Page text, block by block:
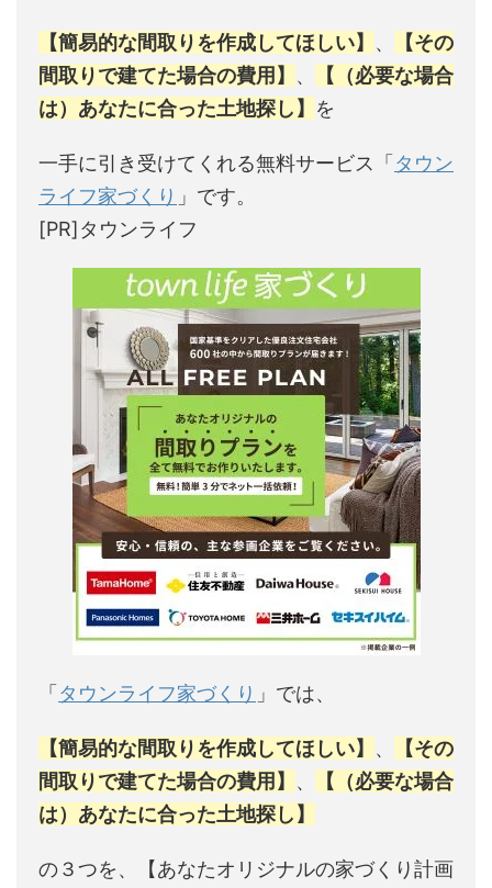
【簡易的な間取りを作成してほしい】 、
【その
間取りで建てた場合の費用】 、
【（必要な場合
は）あなたに合った土地探し】 を
一手に引き受けてくれる無料サービス「タウン
ライフ家づくり 」です。
[PR]タウンライフ
「タウンライフ家づくり 」では、
【簡易的な間取りを作成してほしい】 、
【その
間取りで建てた場合の費用】 、
【（必要な場合
は）あなたに合った土地探し】
の３つを、【あなたオリジナルの家づくり計画